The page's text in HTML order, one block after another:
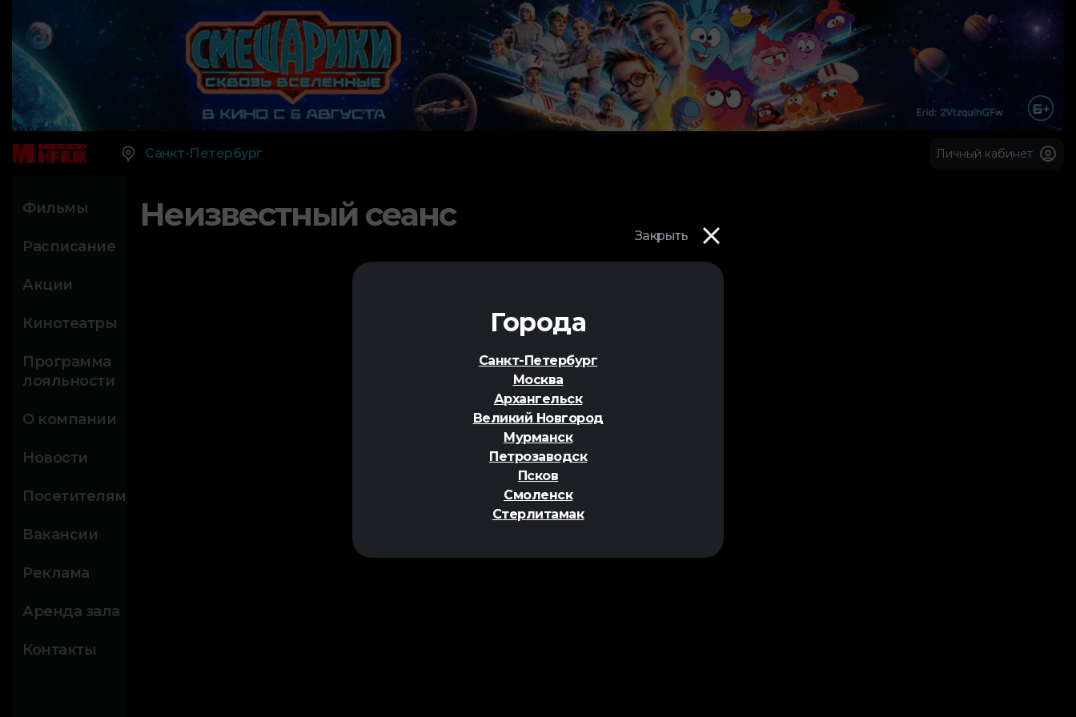
Закрыть
Города
Санкт-Петербург
Москва
Архангельск
Великий Новгород
Мурманск
Петрозаводск
Псков
Смоленск
Стерлитамак
Санкт-Петербург Личный кабинет
Фильмы
Расписание
Акции
Кинотеатры
Программа
лояльности
О компании
Новости
Посетителям
Вакансии
Реклама
Аренда зала
Контакты
Неизвестный сеанс